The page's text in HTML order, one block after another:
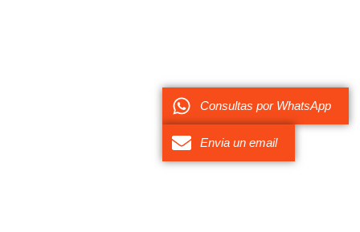
Consultas por WhatsApp
Envia un email